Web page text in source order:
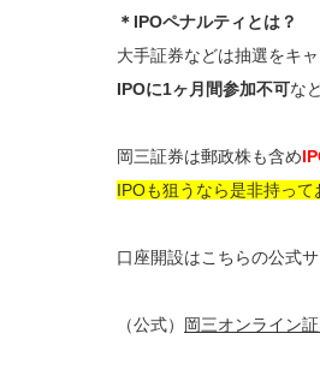
＊IPOペナルティとは？
大手証券などは抽選をキ
IPOに1ヶ月間参加不可な
岡三証券は郵政株も含め
IPOも狙うなら是非持って
口座開設はこちらの公式
（公式） 岡三オンライン